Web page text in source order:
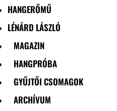
HANGERŐMŰ
LÉNÁRD LÁSZLÓ
MAGAZIN
HANGPRÓBA
GYŰJTŐI CSOMAGOK
ARCHÍVUM